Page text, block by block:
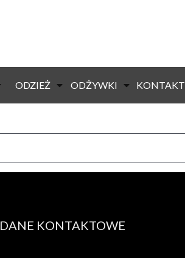
ODZIEŻ ODŻYWKI KONTAKT
59,90zł (brutto)
DANE KONTAKTOWE